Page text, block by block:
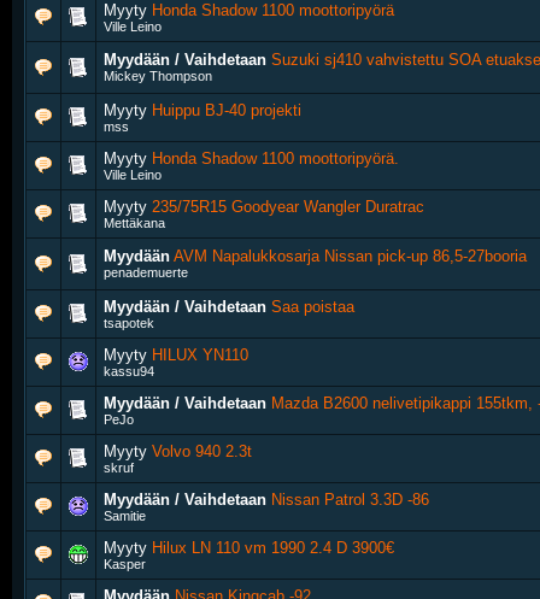
Myyty Honda Shadow 1100 moottoripyörä
Ville Leino
Myydään / Vaihdetaan Suzuki sj410 vahvistettu SOA
Mickey Thompson
Myyty Huippu BJ-40 projekti
mss
Myyty Honda Shadow 1100 moottoripyörä.
Ville Leino
Myyty 235/75R15 Goodyear Wangler Duratrac
Mettäkana
Myydään AVM Napalukkosarja Nissan pick-up 86,5-27booria
penademuerte
Myydään / Vaihdetaan Saa poistaa
tsapotek
Myyty HILUX YN110
kassu94
Myydään / Vaihdetaan Mazda B2600 nelivetipikappi 155tkm,
PeJo
Myyty Volvo 940 2.3t
skruf
Myydään / Vaihdetaan Nissan Patrol 3.3D -86
Samitie
Myyty Hilux LN 110 vm 1990 2.4 D 3900€
Kasper